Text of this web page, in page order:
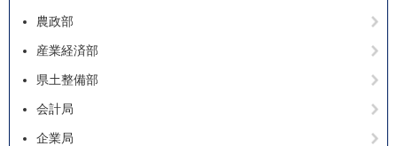
農政部
産業経済部
県土整備部
会計局
企業局